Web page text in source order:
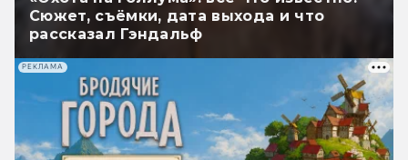
Сюжет, съёмки, дата выхода и что
рассказал Гэндальф
РЕКЛАМА